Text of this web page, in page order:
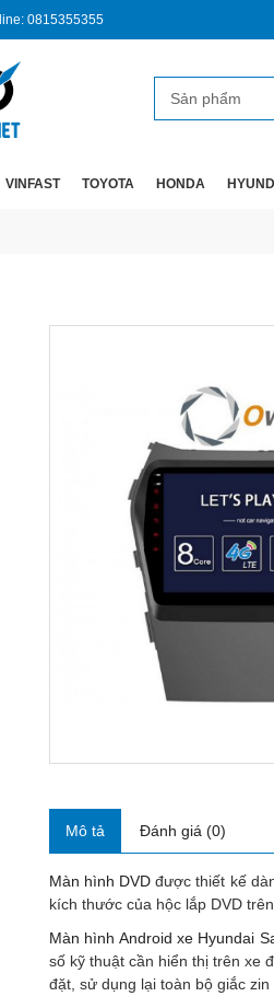
0815355355
VINFAST TOYOTA HONDA
Mô tả Đánh giá (0)
Màn hình DVD được thiết kế
kích thước của hộc lắp DVD trên
Màn hình Android xe Hyundai
số kỹ thuật cần hiển thị trên xe
đặt, sử dụng lại toàn bộ giắc zin